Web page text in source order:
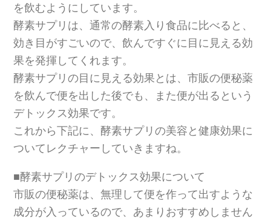
を飲むようにしています。
酵素サプリは、通常の酵素入り食品に比べると、
効き目がすごいので、飲んですぐに目に見える効
果を発揮してくれます。
酵素サプリの目に見える効果とは、市販の便秘薬
を飲んで便を出した後でも、また便が出るという
デトックス効果です。
これから下記に、酵素サプリの美容と健康効果に
ついてレクチャーしていきますね。
■酵素サプリのデトックス効果について
市販の便秘薬は、無理して便を作って出すような
成分が入っているので、あまりおすすめしません